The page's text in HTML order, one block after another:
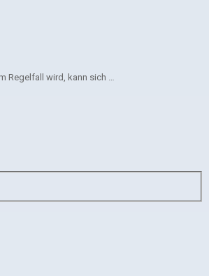
Regelfall wird, kann sich …